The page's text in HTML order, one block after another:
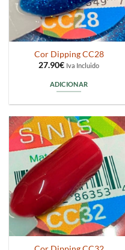
Cor Dipping CC28
27.90€ Iva Incluido
ADICIONAR